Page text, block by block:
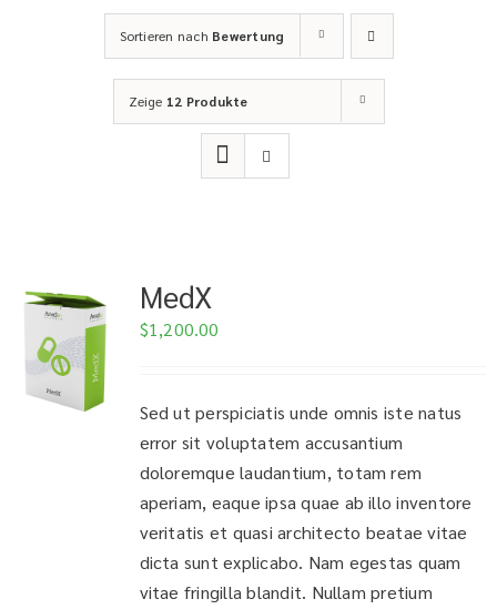
Sortieren nach Bewertung
Zeige 12 Produkte
MedX
$1,200.00
Sed ut perspiciatis unde omnis iste natus
error sit voluptatem accusantium
doloremque laudantium, totam rem
aperiam, eaque ipsa quae ab illo inventore
veritatis et quasi architecto beatae vitae
dicta sunt explicabo. Nam egestas quam
vitae fringilla blandit. Nullam pretium